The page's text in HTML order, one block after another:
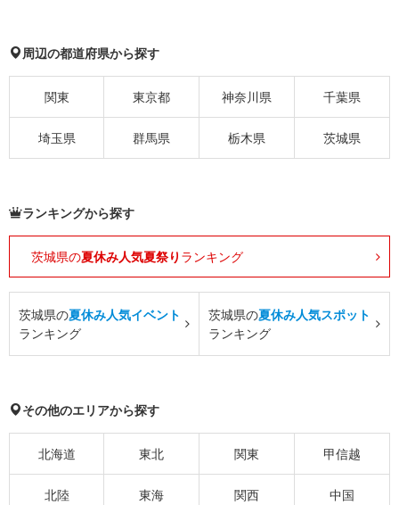
周辺の都道府県から探す
関東 東京都 神奈川県 千葉県
埼玉県 群馬県 栃木県 茨城県
ランキングから探す
茨城県の夏休み人気夏祭り ランキング
茨城県の夏休み人気イベント
ランキング
茨城県の夏休み人気スポット
ランキング
その他のエリアから探す
北海道 東北 関東 甲信越
北陸 東海 関西 中国